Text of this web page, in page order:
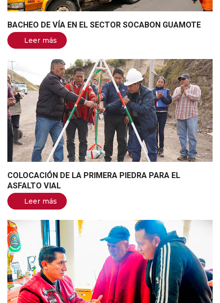
BACHEO DE VÍA EN EL SECTOR SOCABON GUAMOTE
Leer más
COLOCACIÓN DE LA PRIMERA PIEDRA PARA EL
ASFALTO VIAL
Leer más